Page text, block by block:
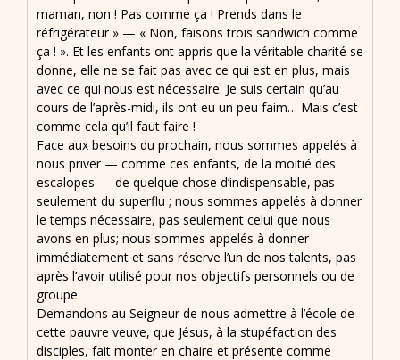
maman, non ! Pas comme ça ! Prends dans le
réfrigérateur » — « Non, faisons trois sandwich comme
ça ! ». Et les enfants ont appris que la véritable charité se
donne, elle ne se fait pas avec ce qui est en plus, mais
avec ce qui nous est nécessaire. Je suis certain qu’au
cours de l’après-midi, ils ont eu un peu faim… Mais c’est
comme cela qu’il faut faire !
Face aux besoins du prochain, nous sommes appelés à
nous priver — comme ces enfants, de la moitié des
escalopes — de quelque chose d’indispensable, pas
seulement du superflu ; nous sommes appelés à donner
le temps nécessaire, pas seulement celui que nous
avons en plus; nous sommes appelés à donner
immédiatement et sans réserve l’un de nos talents, pas
après l’avoir utilisé pour nos objectifs personnels ou de
groupe.
Demandons au Seigneur de nous admettre à l’école de
cette pauvre veuve, que Jésus, à la stupéfaction des
disciples, fait monter en chaire et présente comme